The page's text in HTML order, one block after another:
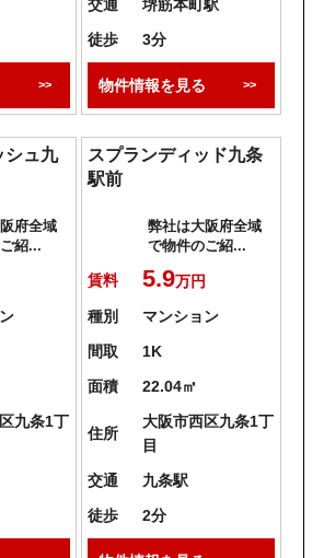
交通
堺筋本町駅
徒歩
3分
物件情報を見る
シュ九
府全域
紹...
九条1丁
スプランディッド九条
駅前
弊社は大阪府全域
で物件のご紹...
賃料 5.9万円
種別
マンション
間取
1K
面積
22.04㎡
住所
大阪市西区九条1丁
目
交通
九条駅
徒歩
2分